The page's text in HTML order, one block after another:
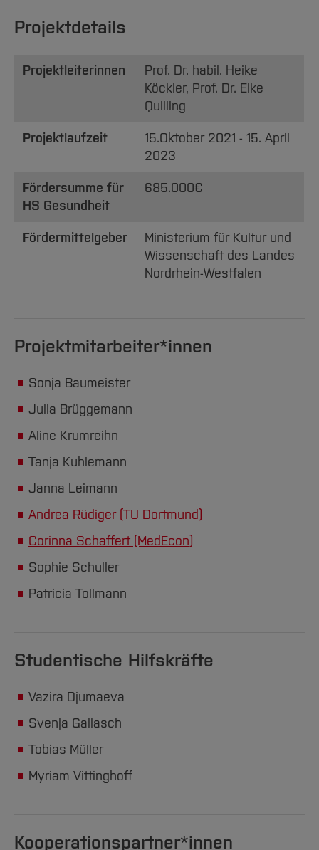
Projektdetails
Projektleiterinnen
Prof. Dr. habil. Heike
Köckler, Prof. Dr. Eike
Quilling
Projektlaufzeit
15.Oktober 2021 - 15. April
2023
Fördersumme für
HS Gesundheit
685.000€
Fördermittelgeber
Ministerium für Kultur und
Wissenschaft des Landes
Nordrhein-Westfalen
Projektmitarbeiter*innen
Sonja Baumeister
Julia Brüggemann
Aline Krumreihn
Tanja Kuhlemann
Janna Leimann
Andrea Rüdiger (TU Dortmund)
Corinna Schaffert (MedEcon)
Sophie Schuller
Patricia Tollmann
Studentische Hilfskräfte
Vazira Djumaeva
Svenja Gallasch
Tobias Müller
Myriam Vittinghoff
Kooperationspartner*innen